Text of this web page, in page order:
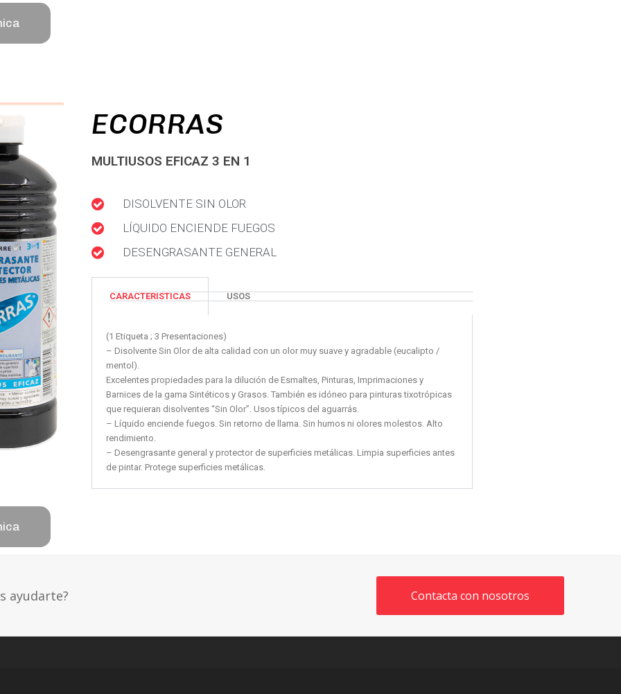
ECORRAS
MULTIUSOS EFICAZ 3 EN 1
DISOLVENTE SIN OLOR
LÍQUIDO ENCIENDE FUEGOS
DESENGRASANTE GENERAL
CARACTERÍSTICAS USOS
(1 Etiqueta ; 3 Presentaciones)
– Disolvente Sin Olor de alta calidad con un olor muy suave y agradable (eucalipto /
mentol).
Excelentes propiedades para la dilución de Esmaltes, Pinturas, Imprimaciones y
Barnices de la gama Sintéticos y Grasos. También es idóneo para pinturas tixotrópicas
que requieran disolventes “Sin Olor”. Usos típicos del aguarrás.
– Líquido enciende fuegos. Sin retorno de llama. Sin humos ni olores molestos. Alto
rendimiento.
– Desengrasante general y protector de superficies metálicas. Limpia superficies antes
de pintar. Protege superficies metálicas.
ayudarte? Contacta con nosotros